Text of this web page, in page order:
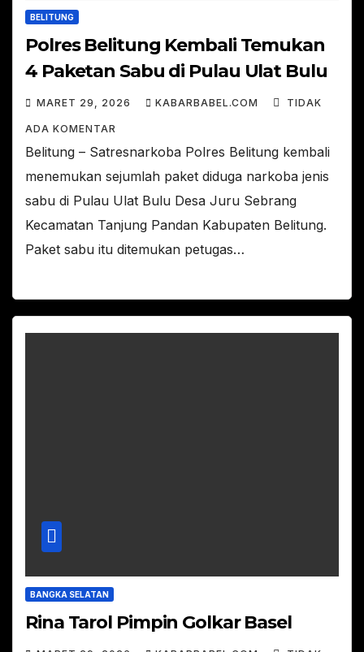
BELITUNG
Polres Belitung Kembali Temukan
4 Paketan Sabu di Pulau Ulat Bulu
MARET 29, 2026 KABARBABEL.COM TIDAK
ADA KOMENTAR
Belitung – Satresnarkoba Polres Belitung kembali
menemukan sejumlah paket diduga narkoba jenis
sabu di Pulau Ulat Bulu Desa Juru Sebrang
Kecamatan Tanjung Pandan Kabupaten Belitung.
Paket sabu itu ditemukan petugas…
BANGKA SELATAN
Rina Tarol Pimpin Golkar Basel